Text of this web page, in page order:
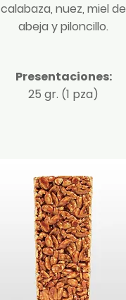
calabaza, nuez, miel de
abeja y piloncillo.
Presentaciones:
25 gr. (1 pza)